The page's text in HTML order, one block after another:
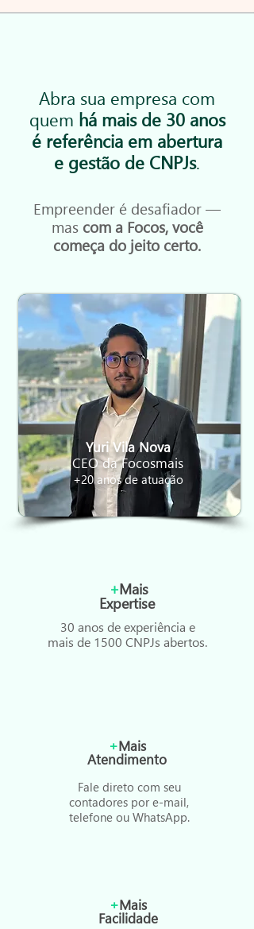
Abra sua empresa com
quem há mais de 30 anos
é referência em abertura
e gestão de CNPJs.
Empreender é desafiador —
mas com a Focos, você
começa do jeito certo.
Yuri Vila Nova
CEO da Focosmais
+20 anos de atuação
+Mais
Expertise
30 anos de experiência e
mais de 1500 CNPJs abertos.
+Mais
Atendimento
Fale direto com seu
contadores por e-mail,
telefone ou WhatsApp.
+Mais
Facilidade